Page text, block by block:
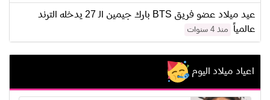
عيد ميلاد عضو فريق BTS بارك جيمين الـ 27 يدخله الترند
عالمياً
منذ 4 سنوات
اعياد ميلاد اليوم